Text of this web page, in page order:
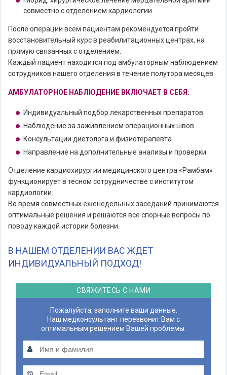
совместно с отделением кардиологии
После операции всем пациентам рекомендуется пройти
восстановительный курс в реабилитационных центрах, на
прямую связанных с отделением.
Каждый пациент находится под амбулаторным наблюдением
сотрудников нашего отделения в течение полутора месяцев.
АМБУЛАТОРНОЕ НАБЛЮДЕНИЕ ВКЛЮЧАЕТ В СЕБЯ:
Индивидуальный подбор лекарственных препаратов
Наблюдение за заживлением операционных швов
Консультации диетолога и физиотерапевта
Направление на дополнительные анализы и проверки
Отделение кардиохирургии медицинского центра «Рамбам»
функционирует в тесном сотрудничестве с институтом
кардиологии.
Во время совместных еженедельных заседаний принимаются
оптимальные решения и решаются все спорные вопросы по
поводу каждой истории болезни.
В НАШЕМ ОТДЕЛЕНИИ ВАС ЖДЕТ
ИНДИВИДУАЛЬНЫЙ ПОДХОД!
СВЯЖИТЕСЬ С НАМИ
Пожалуйста, заполните ваши данные.
Наш медконсультант перезвонит Вам с
оптимальным решением Вашей проблемы.